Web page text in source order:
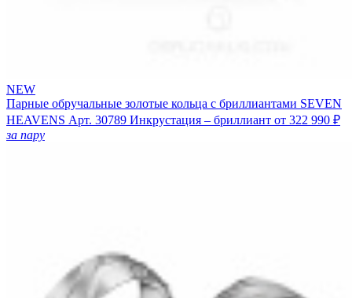
NEW
Парные обручальные золотые кольца с бриллиантами SEVEN
HEAVENS Арт. 30789 Инкрустация – бриллиант от 322 990 ₽
за пару